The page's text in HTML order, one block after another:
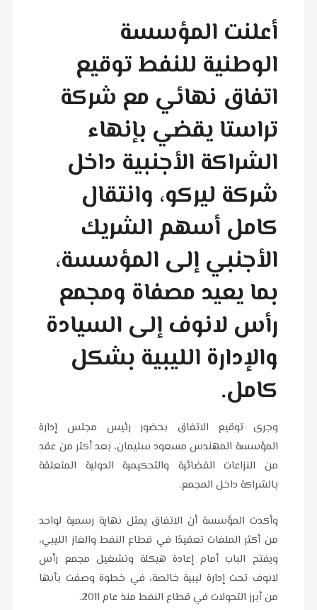
أعلنت المؤسسة
الوطنية للنفط توقيع
اتفاق نهائي مع شركة
تراستا يقضي بإنهاء
الشراكة الأجنبية داخل
شركة ليركو، وانتقال
كامل أسهم الشريك
الأجنبي إلى المؤسسة،
بما يعيد مصفاة ومجمع
رأس لانوف إلى السيادة
والإدارة الليبية بشكل
كامل.
وجرى توقيع الاتفاق بحضور رئيس مجلس إدارة
المؤسسة المهندس مسعود سليمان، بعد أكثر من عقد
من النزاعات القضائية والتحكيمية الدولية المتعلقة
بالشراكة داخل المجمع.
وأكدت المؤسسة أن الاتفاق يمثل نهاية رسمية لواحد
من أكثر الملفات تعقيدًا في قطاع النفط والغاز الليبي،
ويفتح الباب أمام إعادة هيكلة وتشغيل مجمع رأس
لانوف تحت إدارة ليبية خالصة، في خطوة وصفت بأنها
من أبرز التحولات في قطاع النفط منذ عام 2011.